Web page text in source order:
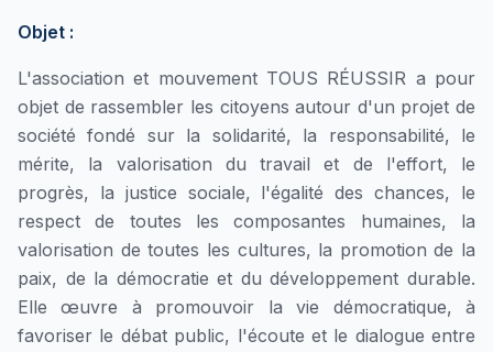
Objet :
L'association et mouvement TOUS RÉUSSIR a pour
objet de rassembler les citoyens autour d'un projet de
société fondé sur la solidarité, la responsabilité, le
mérite, la valorisation du travail et de l'effort, le
progrès, la justice sociale, l'égalité des chances, le
respect de toutes les composantes humaines, la
valorisation de toutes les cultures, la promotion de la
paix, de la démocratie et du développement durable.
Elle œuvre à promouvoir la vie démocratique, à
favoriser le débat public, l'écoute et le dialogue entre